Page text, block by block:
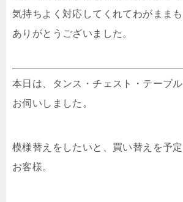
気持ちよく対応してくれてわがままも
ありがとうございました。
本日は、タンス・チェスト・テーブ
お伺いしました。
模様替えをしたいと、買い替えを予
お客様。